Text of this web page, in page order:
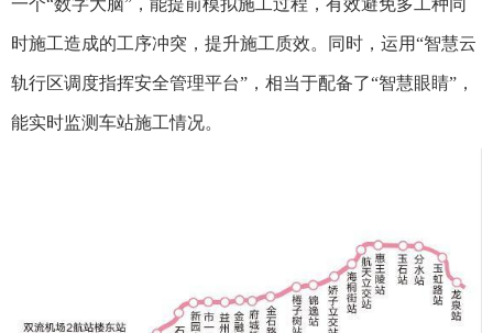
一个“数字大脑”，能提前模拟施工过程，有效避免多工种同
时施工造成的工序冲突，提升施工质效。同时，运用“智慧云
轨行区调度指挥安全管理平台”，相当于配备了“智慧眼睛”，
能实时监测车站施工情况。